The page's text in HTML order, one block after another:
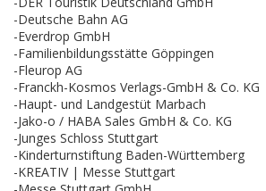
-Deutsche Bahn AG
-Everdrop GmbH
-Familienbildungsstätte Göppingen
-Fleurop AG
-Franckh-Kosmos Verlags-GmbH & Co. KG
-Haupt- und Landgestüt Marbach
-Jako-o / HABA Sales GmbH & Co. KG
-Junges Schloss Stuttgart
-Kinderturnstiftung Baden-Württemberg
-KREATIV | Messe Stuttgart